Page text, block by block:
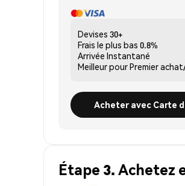
Devises 30+
Frais le plus bas 0.8%
Arrivée Instantané
Meilleur pourPremier
Acheter avec Carte
Étape 3. Achetez